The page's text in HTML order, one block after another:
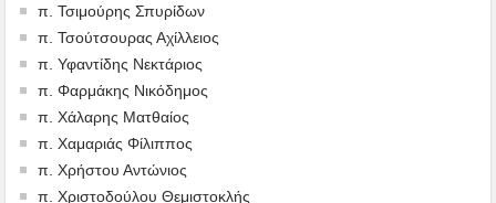
π. Τσιμούρης Σπυρίδων
π. Τσούτσουρας Αχίλλειος
π. Υφαντίδης Νεκτάριος
π. Φαρμάκης Νικόδημος
π. Χάλαρης Ματθαίος
π. Χαμαριάς Φίλιππος
π. Χρήστου Αντώνιος
π. Χριστοδούλου Θεμιστοκλής